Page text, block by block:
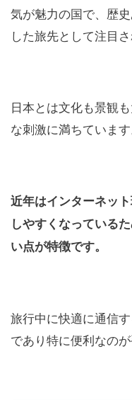
気が魅力の国で、歴
した旅先として注目さ
日本とは文化も景観
な刺激に満ちています
近年はインターネッ
しやすくなっている
い点が特徴です。
旅行中に快適に通信
であり特に便利なの